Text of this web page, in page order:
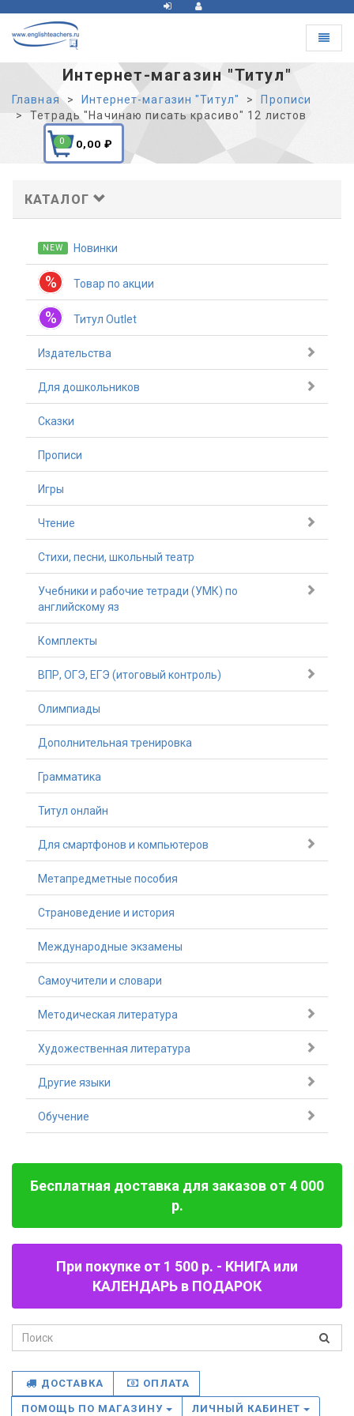
Toggle
Интернет-магазин "Титул"
Главная Интернет-магазин "Титул"
Прописи
Тетрадь "Начинаю писать красиво" 12 листов
0 0,00 ₽
КАТАЛОГ
NEW Новинки
% Товар по акции
% Титул Outlet
Издательства
Для дошкольников
Сказки
Прописи
Игры
Чтение
Стихи, песни, школьный театр
Учебники и рабочие тетради (УМК) по
английскому яз
Комплекты
ВПР, ОГЭ, ЕГЭ (итоговый контроль)
Олимпиады
Дополнительная тренировка
Грамматика
Титул онлайн
Для смартфонов и компьютеров
Метапредметные пособия
Страноведение и история
Международные экзамены
Самоучители и словари
Методическая литература
Художественная литература
Другие языки
Обучение
Бесплатная доставка для заказов от 4 000
р.
При покупке от 1 500 р. - КНИГА или
КАЛЕНДАРЬ в ПОДАРОК
ДОСТАВКА ОПЛАТА
ПОМОЩЬ ПО МАГАЗИНУ ЛИЧНЫЙ КАБИНЕТ